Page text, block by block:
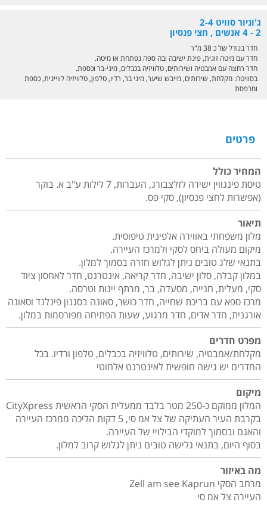
ג'וניור סוויט 2-4
2 - 4 אנשים , חצי פנסיון
חדר בגודל של כ 38 מ"ר
חדר עם מיטה זוגית, פינת ישיבה ובה ספה נפתחת או מיטה.
חדר רחצה עם אמבטיה ושירותים, טלוויזיה בכבלים, מיני-בר וכספת.
בסוויטה: מקלחת, שירותים, מייבש שיער, מיני בר, רדיו, טלפון, טלוויזיה לוויינית, כספת
ומרפסת
פרטים
המחיר כולל
טיסת פינגווין ישירה לזלצבורג, העברות, 7 לילות ע"ב א. בוקר
(אפשרות לחצי פנסיון), סקי פס.
תיאור
מלון משפחתי באווירה אלפינית טיפוסית.
מיקום מעולה ביחס לסקי ולמרכז העיירה.
בתנאי שלג טובים ניתן לגלוש חזרה בסמוך למלון.
במלון קבלה, סלון ישיבה, חדר קריאה, אינטרנט, חדר לאחסון ציוד
סקי, מעלית, חנייה, מסעדה, בר, מרתף יינות וטרסה.
מרכז ספא עם בריכת שחייה, חדר כושר, סאונה בסגנון פינלנד וסאונה
אורגנית, חדר אדים, חדר מרגוע, שעות הפתיחה מפורסמות במלון.
מפרט חדרים
מקלחת/אמבטיה, שירותים, טלוויזיה בכבלים, טלפון ורדיו. בכל
החדרים יש גישה חופשית לאינטרנט אלחוטי
מיקום
המלון ממוקם כ-250 מטר בלבד ממעלית הסקי הראשית CityXpress
בקרבת העיר העתיקה של צל אמ סי, 5 דקות הליכה ממרכז העיירה
והאגם ובסמוך למוקדי הבילויי של העיירה.
בסוף היום, בתנאי גלישה טובים ניתן לגלוש קרוב למלון.
מה באיזור
מרחב הסקי Zell am see Kaprun
העיירה צל אמ סי